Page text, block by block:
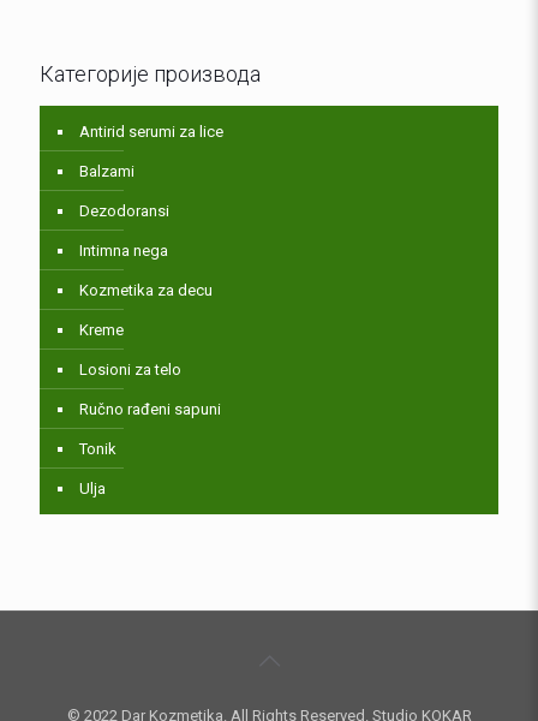
Категорије производа
Antirid serumi za lice
Balzami
Dezodoransi
Intimna nega
Kozmetika za decu
Kreme
Losioni za telo
Ručno rađeni sapuni
Tonik
Ulja
© 2022 Dar Kozmetika. All Rights Reserved. Studio KOKAR